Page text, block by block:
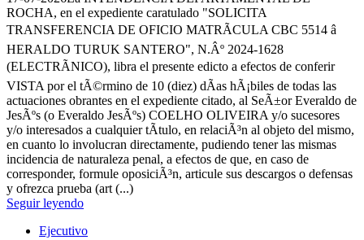
ROCHA, en el expediente caratulado "SOLICITA
TRANSFERENCIA DE OFICIO MATRÃCULA CBC 5514 â
HERALDO TURUK SANTERO", N.Âº 2024-1628
(ELECTRÃNICO), libra el presente edicto a efectos de conferir
VISTA por el tÃ©rmino de 10 (diez) dÃ­as hÃ¡biles de todas las
actuaciones obrantes en el expediente citado, al SeÃ±or Everaldo de
JesÃºs (o Everaldo JesÃºs) COELHO OLIVEIRA y/o sucesores
y/o interesados a cualquier tÃ­tulo, en relaciÃ³n al objeto del mismo,
en cuanto lo involucran directamente, pudiendo tener las mismas
incidencia de naturaleza penal, a efectos de que, en caso de
corresponder, formule oposiciÃ³n, articule sus descargos o defensas
y ofrezca prueba (art (...)
Seguir leyendo
Ejecutivo